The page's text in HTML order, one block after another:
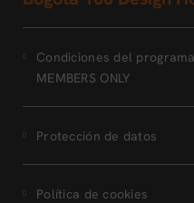
Condiciones del programa
MEMBERS ONLY
Protección de datos
Política de cookies